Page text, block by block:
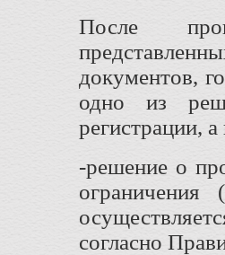
После
документов,
одно из
регистрации,
-решение о
согласно